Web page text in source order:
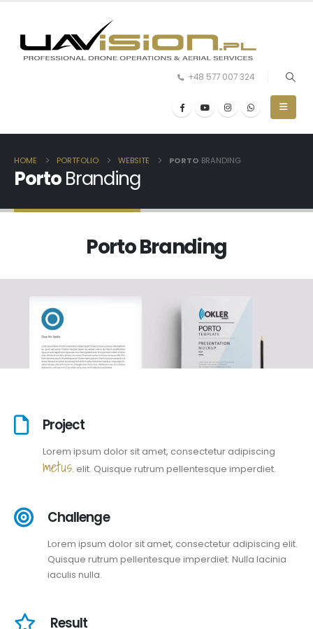
+48 577 007 324
HOME PORTFOLIO WEBSITE PORTO BRANDING
PortoBranding
PortoBranding
Project
Lorem ipsum dolor sit amet, consectetur adipiscing
metus. elit. Quisque rutrum pellentesque imperdiet.
Challenge
Lorem ipsum dolor sit amet, consectetur adipiscing elit.
Quisque rutrum pellentesque imperdiet. Nulla lacinia
iaculis nulla.
Result